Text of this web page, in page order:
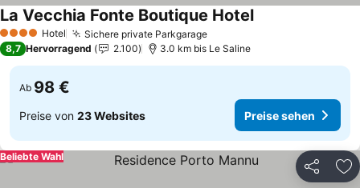
4 Sterne Hotel Sichere private ParkgaragePreise sehen
La Vecchia Fonte Boutique HotelPreise sehen
8,7 Hervorragend 2.100 3.0 km bis Le Saline
Ab 98 €
Preise von 23 Websites Preise sehen
Teilen
Beliebte Wahl